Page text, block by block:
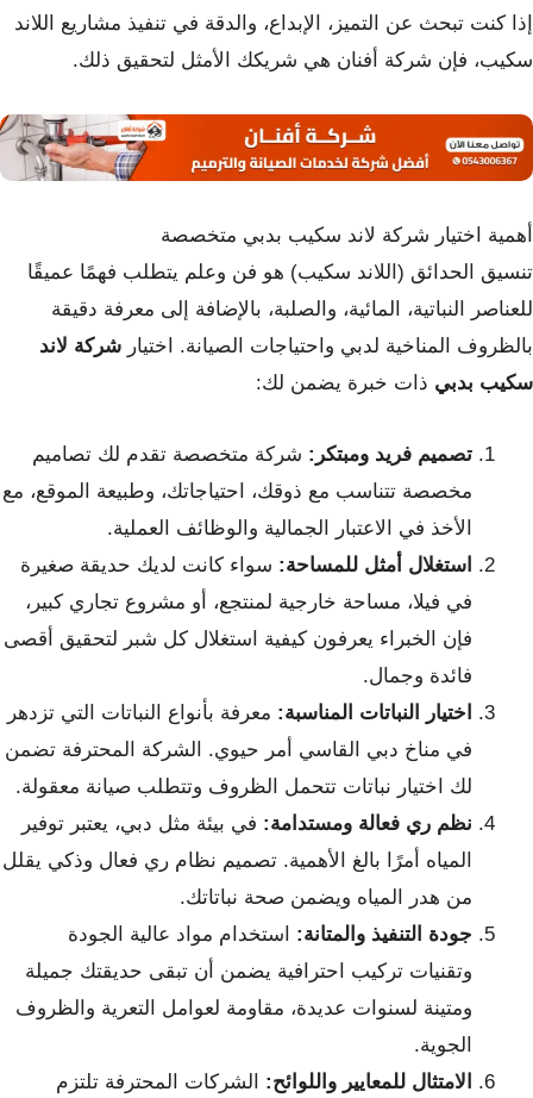
إذا كنت تبحث عن التميز، الإبداع، والدقة في تنفيذ مشاريع اللاند
سكيب، فإن شركة أفنان هي شريكك الأمثل لتحقيق ذلك.
أهمية اختيار شركة لاند سكيب بدبي متخصصة
تنسيق الحدائق (اللاند سكيب) هو فن وعلم يتطلب فهمًا عميقًا
للعناصر النباتية، المائية، والصلبة، بالإضافة إلى معرفة دقيقة
بالظروف المناخية لدبي واحتياجات الصيانة. اختيار شركة لاند
سكيب بدبي ذات خبرة يضمن لك:
تصميم فريد ومبتكر: شركة متخصصة تقدم لك تصاميم
مخصصة تتناسب مع ذوقك، احتياجاتك، وطبيعة الموقع، مع
الأخذ في الاعتبار الجمالية والوظائف العملية.
استغلال أمثل للمساحة: سواء كانت لديك حديقة صغيرة
في فيلا، مساحة خارجية لمنتجع، أو مشروع تجاري كبير،
فإن الخبراء يعرفون كيفية استغلال كل شبر لتحقيق أقصى
فائدة وجمال.
اختيار النباتات المناسبة: معرفة بأنواع النباتات التي تزدهر
في مناخ دبي القاسي أمر حيوي. الشركة المحترفة تضمن
لك اختيار نباتات تتحمل الظروف وتتطلب صيانة معقولة.
نظم ري فعالة ومستدامة: في بيئة مثل دبي، يعتبر توفير
المياه أمرًا بالغ الأهمية. تصميم نظام ري فعال وذكي يقلل
من هدر المياه ويضمن صحة نباتاتك.
جودة التنفيذ والمتانة: استخدام مواد عالية الجودة
وتقنيات تركيب احترافية يضمن أن تبقى حديقتك جميلة
ومتينة لسنوات عديدة، مقاومة لعوامل التعرية والظروف
الجوية.
الامتثال للمعايير واللوائح: الشركات المحترفة تلتزم